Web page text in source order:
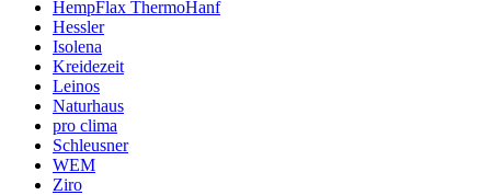
HempFlax ThermoHanf
Hessler
Isolena
Kreidezeit
Leinos
Naturhaus
pro clima
Schleusner
WEM
Ziro